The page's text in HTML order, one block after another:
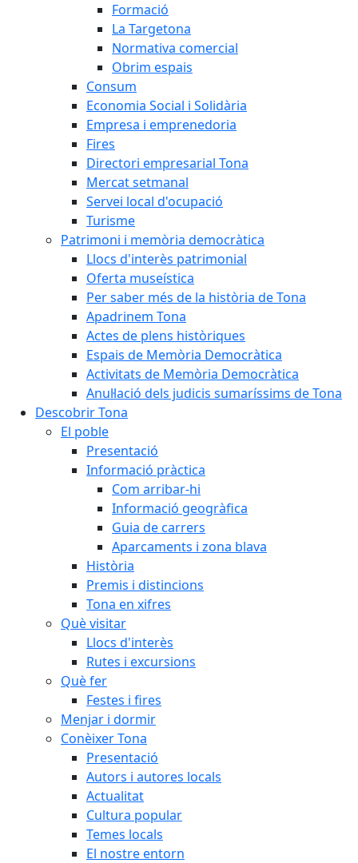
Formació
La Targetona
Normativa comercial
Obrim espais
Consum
Economia Social i Solidària
Empresa i emprenedoria
Fires
Directori empresarial Tona
Mercat setmanal
Servei local d'ocupació
Turisme
Patrimoni i memòria democràtica
Llocs d'interès patrimonial
Oferta museística
Per saber més de la història de Tona
Apadrinem Tona
Actes de plens històriques
Espais de Memòria Democràtica
Activitats de Memòria Democràtica
Anul·lació dels judicis sumaríssims de Tona
Descobrir Tona
El poble
Presentació
Informació pràctica
Com arribar-hi
Informació geogràfica
Guia de carrers
Aparcaments i zona blava
Història
Premis i distincions
Tona en xifres
Què visitar
Llocs d'interès
Rutes i excursions
Què fer
Festes i fires
Menjar i dormir
Conèixer Tona
Presentació
Autors i autores locals
Actualitat
Cultura popular
Temes locals
El nostre entorn